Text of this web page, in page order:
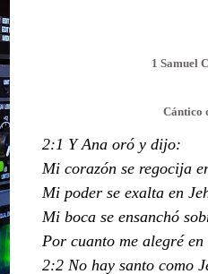
1 Samuel
Cántico
2:1 Y Ana oró y dijo:
Mi corazón se regocija
Mi poder se exalta en
Mi boca se ensanchó
Por cuanto me alegré
2:2 No hay santo como